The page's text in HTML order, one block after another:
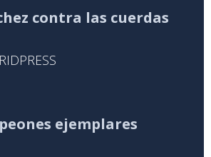
contra las cuerdas
ejemplares